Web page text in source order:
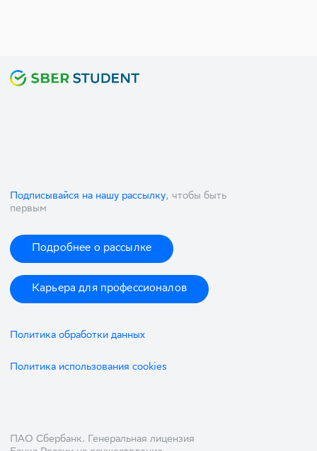
Подписывайся на нашу рассылку, чтобы быть
первым
Подробнее о рассылке
Карьера для профессионалов
Политика обработки данных
Политика использования cookies
ПАО Сбербанк. Генеральная лицензия